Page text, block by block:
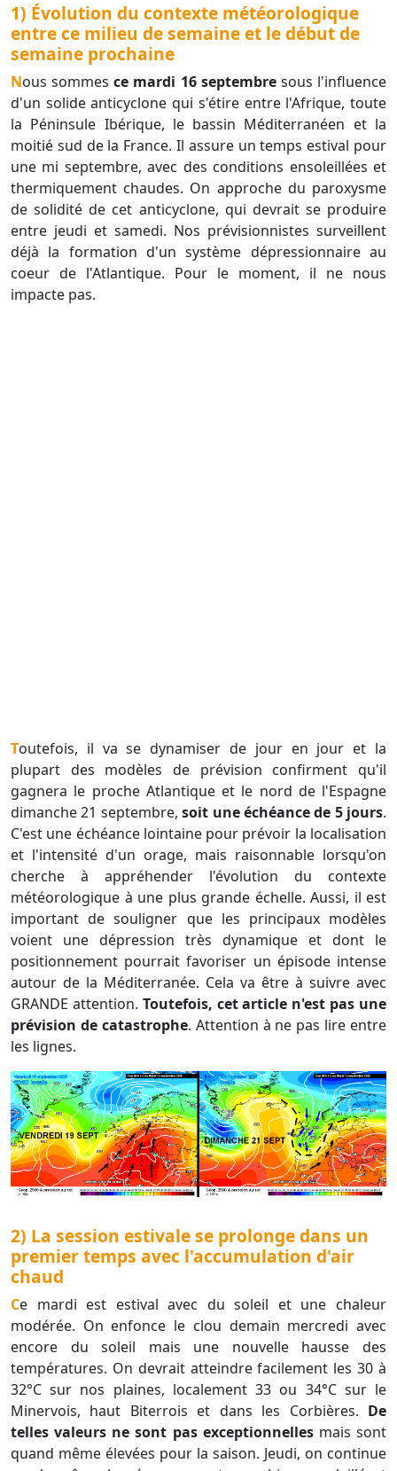
1) Évolution du contexte météorologique
entre ce milieu de semaine et le début de
semaine prochaine
Nous sommesce mardi 16 septembresous l'influence
d'un solide anticyclone qui s'étire entre l'Afrique, toute
la Péninsule Ibérique, le bassin Méditerranéen et la
moitié sud de la France. Il assure un temps estival pour
une mi septembre, avec des conditions ensoleillées et
thermiquement chaudes. On approche du paroxysme
de solidité de cet anticyclone, qui devrait se produire
entre jeudi et samedi. Nos prévisionnistes surveillent
déjà la formation d'un système dépressionnaire au
coeur de l'Atlantique. Pour le moment, il ne nous
impacte pas.
Toutefois, il va se dynamiser de jour en jour et la
plupart des modèles de prévision confirment qu'il
gagnera le proche Atlantique et le nord de l'Espagne
dimanche 21 septembre,soit une échéance de 5 jours.
C'est une échéance lointaine pour prévoir la localisation
et l'intensité d'un orage, mais raisonnable lorsqu'on
cherche à appréhender l'évolution du contexte
météorologique à une plus grande échelle. Aussi, il est
important de souligner que les principaux modèles
voient une dépression très dynamique et dont le
positionnement pourrait favoriser un épisode intense
autour de la Méditerranée. Cela va être à suivre avec
GRANDE attention. Toutefois, cet article n'est pas une
prévision de catastrophe. Attention à ne pas lire entre
les lignes.
2) La session estivale se prolonge dans un
premier temps avec l'accumulation d'air
chaud
Ce mardi est estival avec du soleil et une chaleur
modérée. On enfonce le clou demain mercredi avec
encore du soleil mais une nouvelle hausse des
températures. On devrait atteindre facilement les 30 à
32°C sur nos plaines, localement 33 ou 34°C sur le
Minervois, haut Biterrois et dans les Corbières. De
telles valeurs ne sont pas exceptionnellesmais sont
quand même élevées pour la saison. Jeudi, on continue